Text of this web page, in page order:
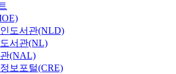
도서관(NLD)
서관(NL)
(NAL)
보포털(CRE)